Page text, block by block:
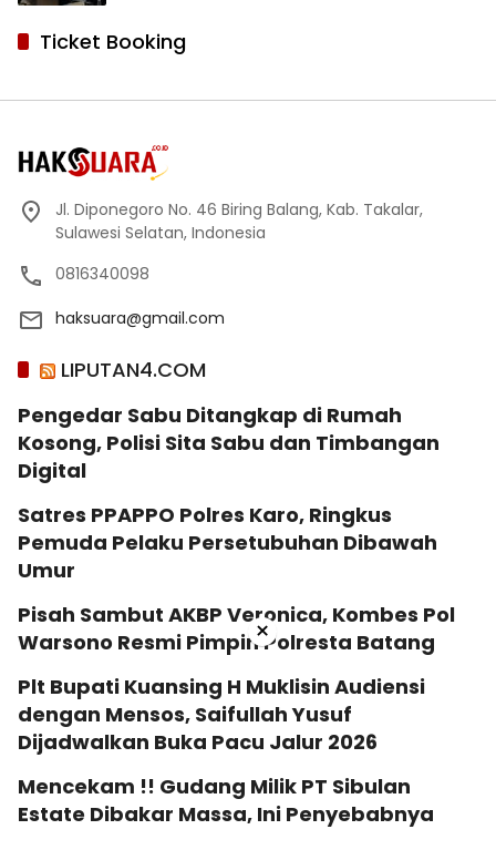
Ticket Booking
Jl. Diponegoro No. 46 Biring Balang, Kab. Takalar,
Sulawesi Selatan, Indonesia
0816340098
haksuara@gmail.com
LIPUTAN4.COM
Pengedar Sabu Ditangkap di Rumah
Kosong, Polisi Sita Sabu dan Timbangan
Digital
Satres PPAPPO Polres Karo, Ringkus
Pemuda Pelaku Persetubuhan Dibawah
Umur
Pisah Sambut AKBP Veronica, Kombes Pol
Warsono Resmi Pimpin Polresta Batang
Plt Bupati Kuansing H Muklisin Audiensi
dengan Mensos, Saifullah Yusuf
Dijadwalkan Buka Pacu Jalur 2026
Mencekam !! Gudang Milik PT Sibulan
Estate Dibakar Massa, Ini Penyebabnya
×